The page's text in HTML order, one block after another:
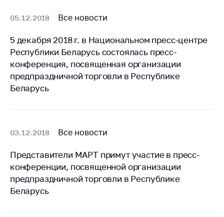
геральдические
символы
5 лет МАРТ
Деятельность
регулирование и
Торговля и услуги
Регулирование и
контроль закупок
05.12.2018 Все новости
5 декабря 2018 г. в Национальном пресс-центре
Республики Беларусь состоялась пресс-
конференция, посвященная организации
предпраздничной торговли в Республике
Беларусь
03.12.2018 Все новости
Представители МАРТ примут участие в пресс-
конференции, посвященной организации
предпраздничной торговли в Республике
Беларусь